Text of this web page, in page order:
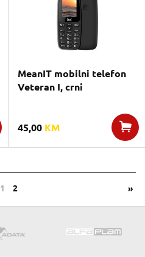
MeanIT mobilni telefon
Veteran I, crni
45,00 KM
1 2 »